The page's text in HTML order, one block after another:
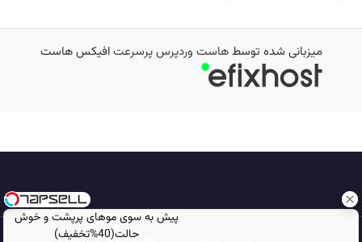
پیش به سوی موهای پرپشت و خوش
حالت(40%تخفیف)
میزبانی شده توسطهاست وردپرس پرسرعتافیکس هاست